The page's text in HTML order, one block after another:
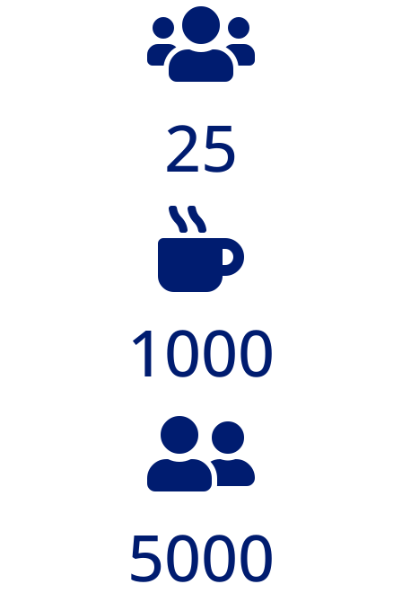

25

1000

5000